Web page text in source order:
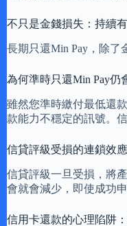
不只是金錢損失：持續
長期只還Min Pay，除了
為何準時只還Min Pay仍
雖然您準時繳付最低還
款能力不穩定的訊號。
信貸評級受損的連鎖效
信貸評級一旦受損，將
會就會減少，即使成功
信用卡還款的心理陷阱